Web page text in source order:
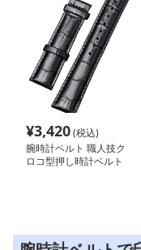
¥3,420(税込)
腕時計ベルト 職人技ク
ロコ型押し時計ベルト